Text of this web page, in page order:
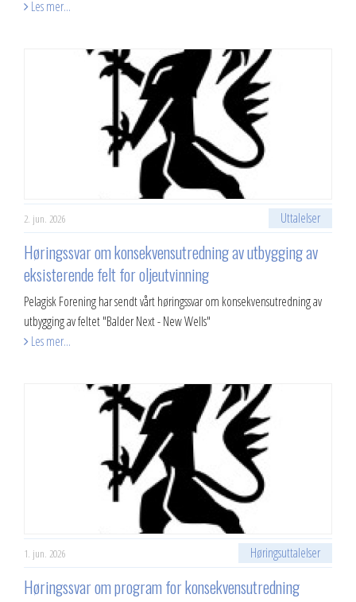
Les mer...
2. jun. 2026 Uttalelser
Høringssvar om konsekvensutredning av utbygging av
eksisterende felt for oljeutvinning
Pelagisk Forening har sendt vårt høringssvar om konsekvensutredning av
utbygging av feltet "Balder Next - New Wells"
Les mer...
1. jun. 2026 Høringsuttalelser
Høringssvar om program for konsekvensutredning